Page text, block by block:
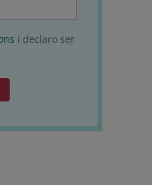
i declaro ser